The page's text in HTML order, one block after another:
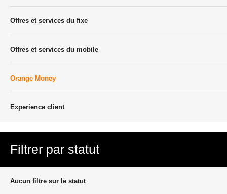
Offres et services du fixe
Offres et services du mobile
Orange Money
Experience client
Filtrer par statut
Aucun filtre sur le statut